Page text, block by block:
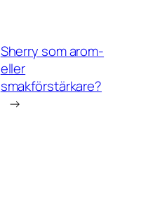
Sherry som arom-
eller
smakförstärkare?
→